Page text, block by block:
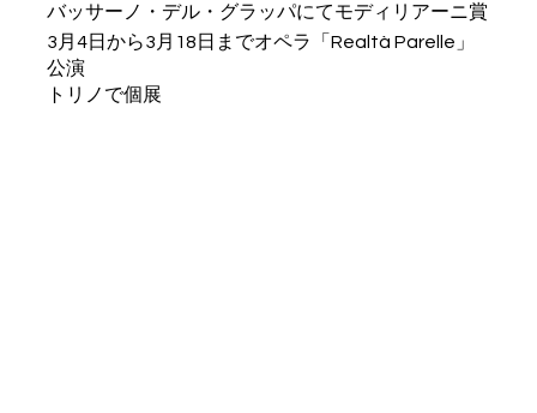
バッサーノ・デル・グラッパにてモディリアーニ賞
3月4日から3月18日までオペラ「Realtà Parelle」
公演
トリノで個展